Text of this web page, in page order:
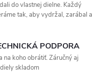
do vlastnej dielne. Každý
tak, aby vydržal, zarábal a
PODPORA
na koho obrátiť. Záručný aj
skladom